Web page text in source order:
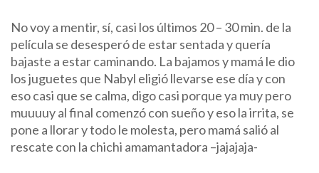
No voy a mentir, sí, casi los últimos 20 – 30 min. de la
película se desesperó de estar sentada y quería
bajaste a estar caminando. La bajamos y mamá le dio
los juguetes que Nabyl eligió llevarse ese día y con
eso casi que se calma, digo casi porque ya muy pero
muuuuy al final comenzó con sueño y eso la irrita, se
pone a llorar y todo le molesta, pero mamá salió al
rescate con la chichi amamantadora –jajajaja-